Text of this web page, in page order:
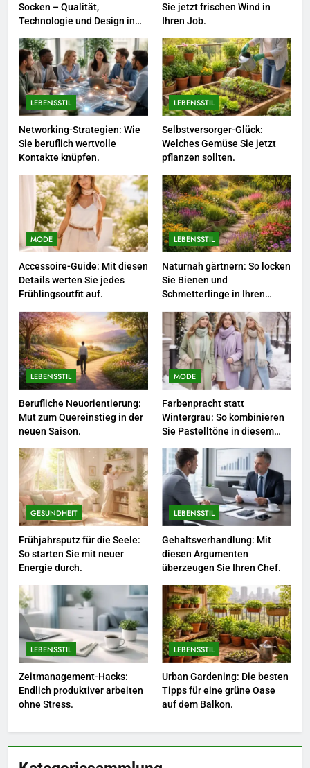
8
Farbenpracht statt Wintergrau:
So kombinieren Sie Pastelltöne
in diesem Jahr.
MODE
1
Polnischer Hersteller von
Socken – Qualität, Technologie
und Design in einem
2
Karriere-Frühling: So bringen Sie
jetzt frischen Wind in Ihren Job.
3
Networking-Strategien: Wie Sie
beruflich wertvolle Kontakte
knüpfen.
LEBENSSTIL
4
Selbstversorger-Glück: Welches
Gemüse Sie jetzt pflanzen
5
Accessoire-Guide: Mit diesen
Details werten Sie jedes
Frühlingsoutfit auf.
6
Naturnah gärtnern: So locken
Sie Bienen und Schmetterlinge
in Ihren Garten.
LEBENSSTIL
7
Berufliche Neuorientierung: Mut
zum Quereinstieg in der neuen
Socken – Qualität,
Technologie und Design in
Sie jetzt frischen Wind in
Ihren Job.
LEBENSSTIL
Networking-Strategien: Wie
Sie beruflich wertvolle
Kontakte knüpfen.
LEBENSSTIL
Selbstversorger-Glück:
Welches Gemüse Sie jetzt
pflanzen sollten.
MODE
Accessoire-Guide: Mit diesen
Details werten Sie jedes
Frühlingsoutfit auf.
LEBENSSTIL
Naturnah gärtnern: So locken
Sie Bienen und
Schmetterlinge in Ihren
LEBENSSTIL
Berufliche Neuorientierung:
Mut zum Quereinstieg in der
neuen Saison.
MODE
Farbenpracht statt
Wintergrau: So kombinieren
Sie Pastelltöne in diesem
GESUNDHEIT
Frühjahrsputz für die Seele:
So starten Sie mit neuer
Energie durch.
LEBENSSTIL
Gehaltsverhandlung: Mit
diesen Argumenten
überzeugen Sie Ihren Chef.
LEBENSSTIL
Zeitmanagement-Hacks:
Endlich produktiver arbeiten
ohne Stress.
LEBENSSTIL
Urban Gardening: Die besten
Tipps für eine grüne Oase
auf dem Balkon.